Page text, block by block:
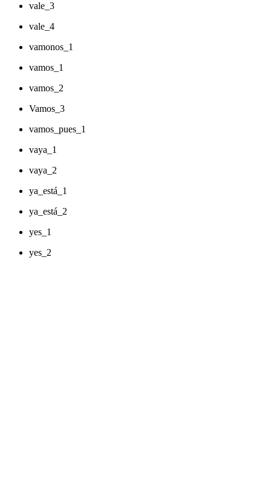
vale_3
vale_4
vamonos_1
vamos_1
vamos_2
Vamos_3
vamos_pues_1
vaya_1
vaya_2
ya_está_1
ya_está_2
yes_1
yes_2